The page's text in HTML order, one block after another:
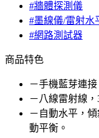
#牆體探測儀
#墨線儀/雷射水
#網路測試器
商品特色
－手機藍芽連接
－八線雷射線，
－自動水平，
動平衡。